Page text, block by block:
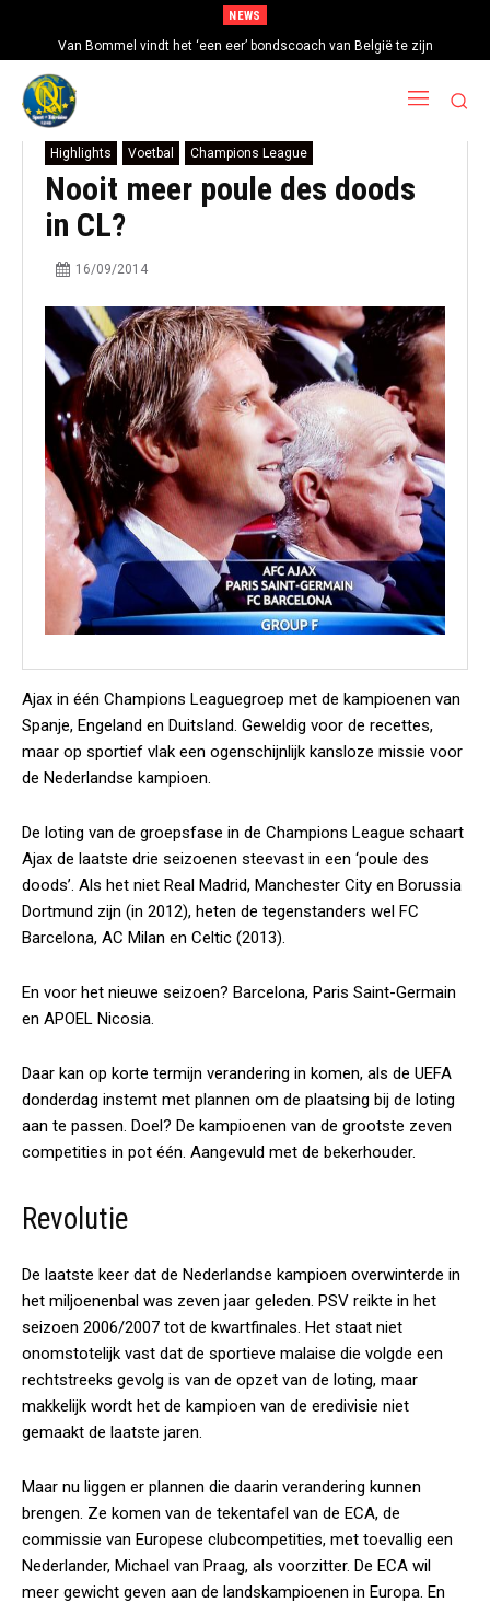
NEWS
Van Bommel vindt het ‘een eer’ bondscoach van België te zijn
Highlights Voetbal Champions League
Nooit meer poule des doods
in CL?
16/09/2014
Ajax in één Champions Leaguegroep met de kampioenen van
Spanje, Engeland en Duitsland. Geweldig voor de recettes,
maar op sportief vlak een ogenschijnlijk kansloze missie voor
de Nederlandse kampioen.
De loting van de groepsfase in de Champions League schaart
Ajax de laatste drie seizoenen steevast in een ‘poule des
doods’. Als het niet Real Madrid, Manchester City en Borussia
Dortmund zijn (in 2012), heten de tegenstanders wel FC
Barcelona, AC Milan en Celtic (2013).
En voor het nieuwe seizoen? Barcelona, Paris Saint-Germain
en APOEL Nicosia.
Daar kan op korte termijn verandering in komen, als de UEFA
donderdag instemt met plannen om de plaatsing bij de loting
aan te passen. Doel? De kampioenen van de grootste zeven
competities in pot één. Aangevuld met de bekerhouder.
Revolutie
De laatste keer dat de Nederlandse kampioen overwinterde in
het miljoenenbal was zeven jaar geleden. PSV reikte in het
seizoen 2006/2007 tot de kwartfinales. Het staat niet
onomstotelijk vast dat de sportieve malaise die volgde een
rechtstreeks gevolg is van de opzet van de loting, maar
makkelijk wordt het de kampioen van de eredivisie niet
gemaakt de laatste jaren.
Maar nu liggen er plannen die daarin verandering kunnen
brengen. Ze komen van de tekentafel van de ECA, de
commissie van Europese clubcompetities, met toevallig een
Nederlander, Michael van Praag, als voorzitter. De ECA wil
meer gewicht geven aan de landskampioenen in Europa. En